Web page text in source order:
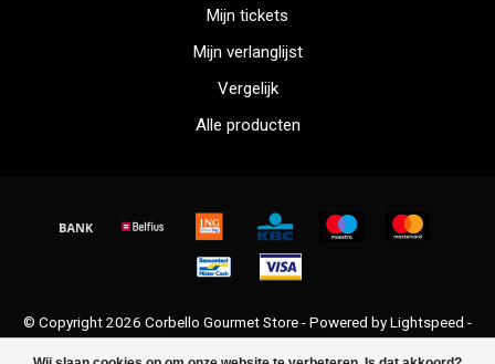
Mijn tickets
Mijn verlanglijst
Vergelijk
Alle producten
© Copyright 2026 Corbello Gourmet Store - Powered byLightspeed -
Lightspeed design by Dyvelopment